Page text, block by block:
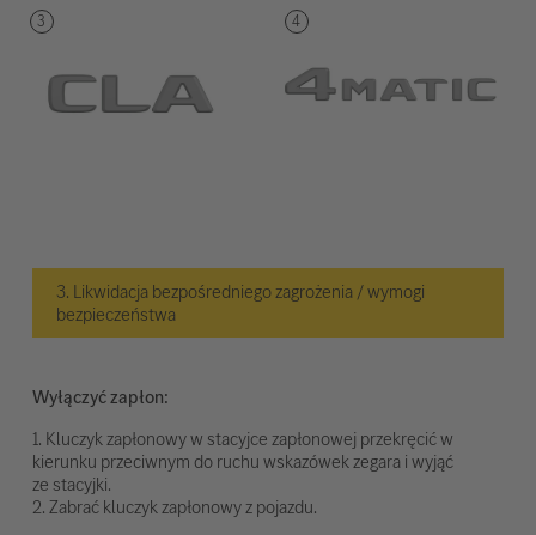
3. Likwidacja bezpośredniego zagrożenia / wymogi
bezpieczeństwa
Wyłączyć zapłon:
1. Kluczyk zapłonowy w stacyjce zapłonowej przekręcić w
kierunku przeciwnym do ruchu wskazówek zegara i wyjąć
ze stacyjki.
2. Zabrać kluczyk zapłonowy z pojazdu.